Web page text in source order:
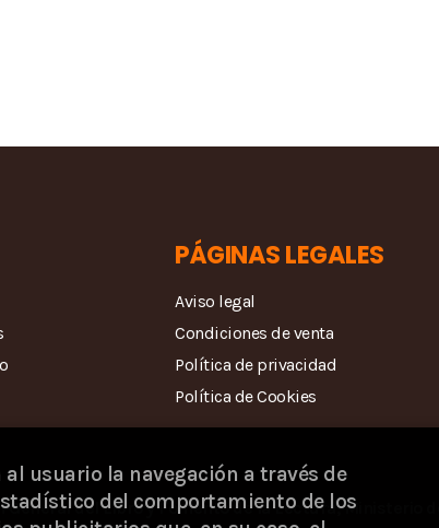
PÁGINAS LEGALES
Aviso legal
Condiciones de venta
Política de privacidad
Política de Cookies
del Libro y Fomento de la Lectura, Ministerio
usuario la navegación a través de
del comportamiento de los